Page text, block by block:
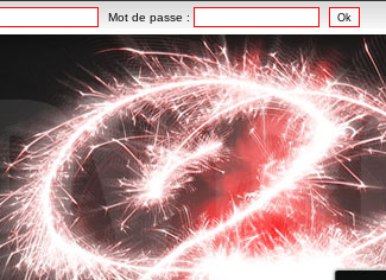
Mot de passe :